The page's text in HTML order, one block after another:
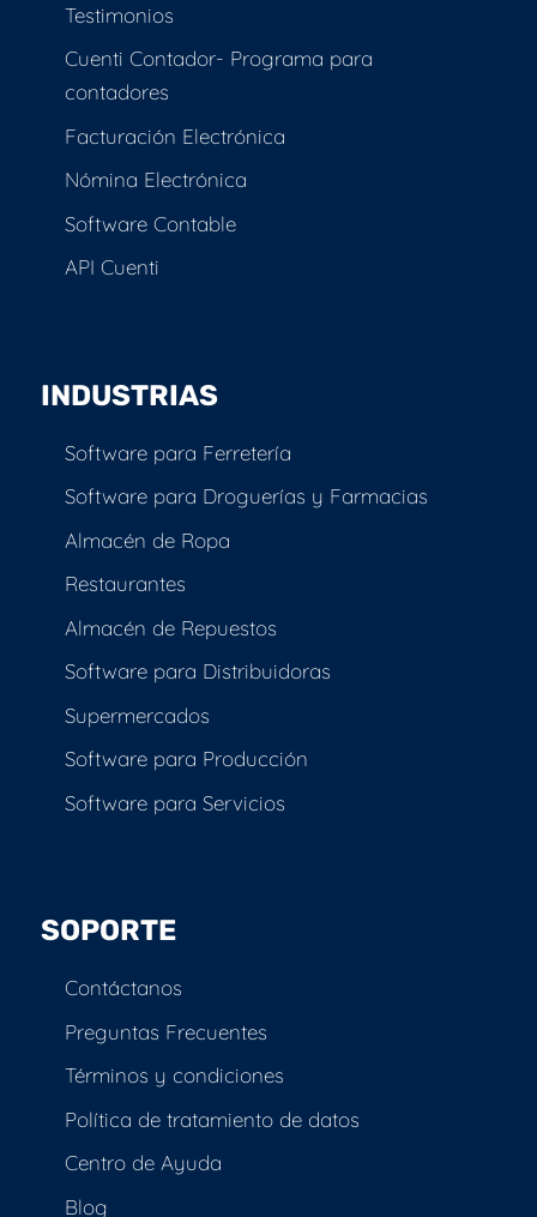
Testimonios
Cuenti Contador- Programa para
contadores
Facturación Electrónica
Nómina Electrónica
Software Contable
API Cuenti
INDUSTRIAS
Software para Ferretería
Software para Droguerías y Farmacias
Almacén de Ropa
Restaurantes
Almacén de Repuestos
Software para Distribuidoras
Supermercados
Software para Producción
Software para Servicios
SOPORTE
Contáctanos
Preguntas Frecuentes
Términos y condiciones
Política de tratamiento de datos
Centro de Ayuda
Blog